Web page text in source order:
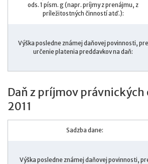
ods. 1 písm. g (napr. príjmy z prenájmu, z
príležitostných činností atď.):
Výška posledne známej daňovej povinnosti, pre
určenie platenia preddavkov na daň:
Daň z príjmov právnických
2011
Sadzba dane:
Výška posledne známej daňovej povinnosti,